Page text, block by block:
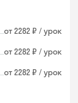
от 2282 ₽ / урок
от 2282 ₽ / урок
от 2282 ₽ / урок